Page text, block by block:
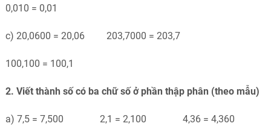
0,010 = 0,01
c) 20,0600 = 20,06 203,7000 = 203,7
100,100 = 100,1
2. Viết thành số có ba chữ số ở phần thập phân (theo mẫu)
a) 7,5 = 7,500 2,1 = 2,100 4,36 = 4,360